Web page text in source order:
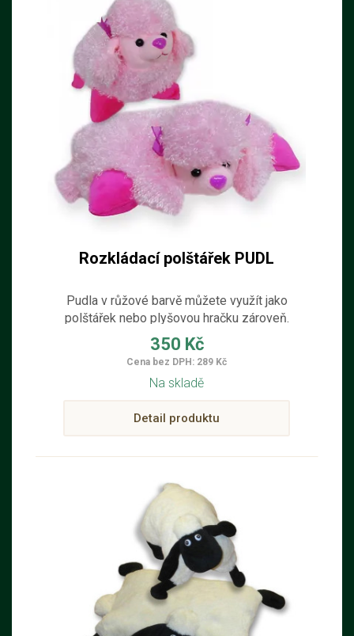
Rozkládací polštářek PUDL
Pudla v růžové barvě můžete využít jako
polštářek nebo plyšovou hračku zároveň.
Roztomilý rozkládací polštářek můžete
využít v době odpočinku, kdy z něho
jednoduchým způsobem vytvoříte
měkoučký polštářek, který využijí nejen
děti, ale i dospělí jak doma, tak na
cestách.
350 Kč
Cena bez DPH: 289 Kč
Na skladě
Detail produktu